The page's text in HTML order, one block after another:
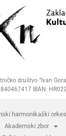
društvo “Ivan
IBAN:
harmonikaški
Akademski zbor